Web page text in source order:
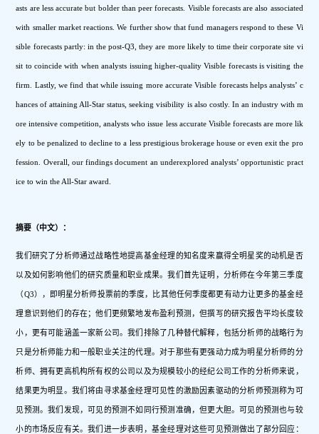
asts are less accurate but bolder than peer forecasts. Visible forecasts are also associated
with smaller market reactions. We further show that fund managers respond to these Vi
sible forecasts partly: in the post-Q3, they are more likely to time their corporate site vi
sit to coincide with when analysts issuing higher-quality Visible forecasts is visiting the
firm. Lastly, we find that while issuing more accurate Visible forecasts helps analysts’ c
hances of attaining All-Star status, seeking visibility is also costly. In an industry with m
ore intensive competition, analysts who issue less accurate Visible forecasts are more lik
ely to be penalized to decline to a less prestigious brokerage house or even exit the pro
fession. Overall, our findings document an underexplored analysts’ opportunistic pract
ice to win the All-Star award.
摘要（中文）：
我们研究了分析师通过战略性地提高基金经理的知名度来赢得全明星奖的动机是否
以及如何影响他们的研究质量和职业成果。我们首先证明，分析师在今年第三季度
（Q3），即明星分析师投票前的季度，比其他任何季度都更有动力让更多的基金经
理意识到他们的存在；他们更频繁地发布盈利预测，但撰写的研究报告平均长度较
小，更有可能涵盖一家新公司。我们排除了几种替代解释，包括分析师的战略行为
只是分析师能力和一般职业关注的代理。对于那些有更强动力成为明星分析师的分
析师、拥有更高机构所有权的公司以及为规模较小的经纪公司工作的分析师来说，
结果更为明显。我们将由寻求基金经理可见性的激励因素驱动的分析师预测称为可
见预测。我们发现，可见的预测不如同行预测准确，但更大胆。可见的预测也与较
小的市场反应有关。我们进一步表明，基金经理对这些可见预测做出了部分回应：